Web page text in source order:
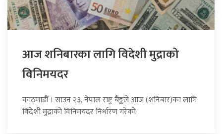
आज शनिबारका लागि विदेशी मुद्राको
विनिमयदर
काठमाडौँ । साउन २३, नेपाल राष्ट्र बैङ्कले आज (शनिबार)का लागि
विदेशी मुद्राको विनिमयदर निर्धारण गरेको